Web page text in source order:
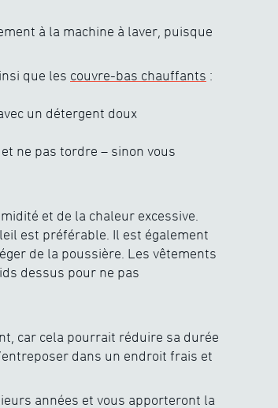
à la machine à laver, puisque
que les couvre-bas chauffants :
un détergent doux
ne pas tordre – sinon vous
et de la chaleur excessive.
est préférable. Il est également
de la poussière. Les vêtements
dessus pour ne pas
car cela pourrait réduire sa durée
dans un endroit frais et
années et vous apporteront la